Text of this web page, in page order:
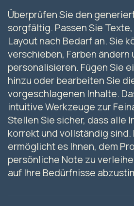
Überprüfen Sie den
sorgfältig. Passen Sie
Layout nach Bedarf an. Sie
verschieben, Farben
personalisieren. Fügen Sie
hinzu oder bearbeiten Sie
vorgeschlagenen Inhalte.
intuitive Werkzeuge zur
Stellen Sie sicher, dass alle
korrekt und vollständig sind.
ermöglicht es Ihnen, dem
persönliche Note zu
auf Ihre Bedürfnisse